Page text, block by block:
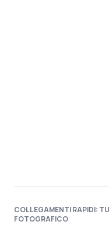
COLLEGAMENTI RAPIDI:
FOTOGRAFICO